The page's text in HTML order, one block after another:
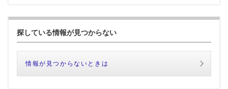
探している情報が見つからない
情報が見つからないときは